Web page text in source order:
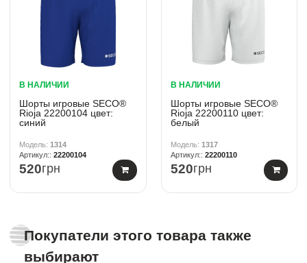
В НАЛИЧИИ
Шорты игровые SECO®
Rioja 22200104 цвет:
синий
1314
22200104
520грн
В НАЛИЧИИ
Шорты игровые SECO®
Rioja 22200110 цвет:
белый
1317
22200110
520грн
Покупатели этого товара также
выбирают